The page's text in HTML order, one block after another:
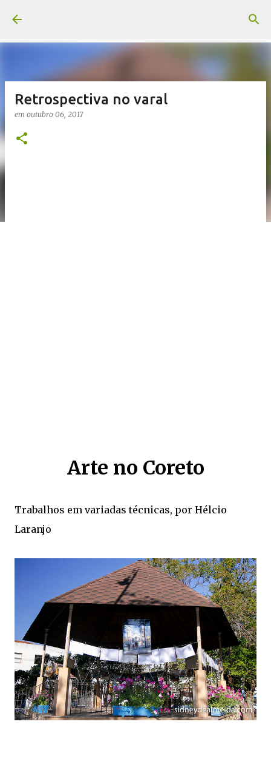
Retrospectiva no varal
em outubro 06, 2017
Arte no Coreto
Trabalhos em variadas técnicas, por Hélcio
Laranjo